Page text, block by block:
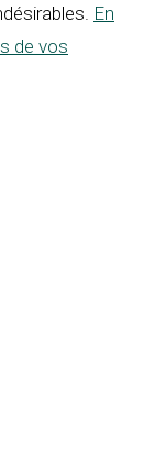
En
de vos